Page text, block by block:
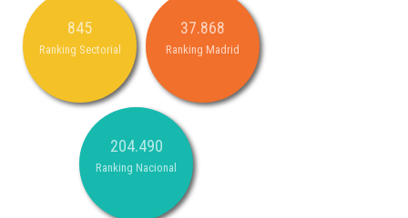
845
Ranking Sectorial
37.868
Ranking Madrid
204.490
Ranking Nacional